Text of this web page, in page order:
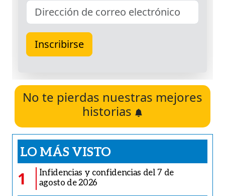
No te pierdas nuestras mejores
historias
LO MÁS VISTO
1
Infidencias y confidencias del 7 de
agosto de 2026